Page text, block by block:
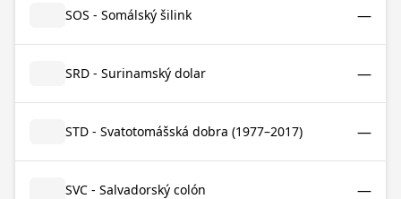
SOS - Somálský šilink —
SRD - Surinamský dolar —
STD - Svatotomášská dobra (1977–2017) —
SVC - Salvadorský colón —